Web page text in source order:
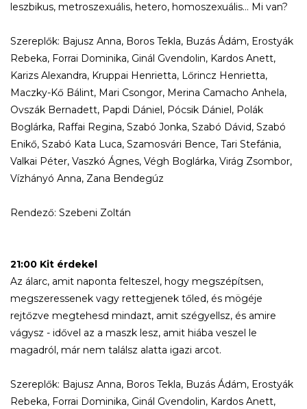
leszbikus, metroszexuális, hetero, homoszexuális... Mi van?
Szereplők: Bajusz Anna, Boros Tekla, Buzás Ádám, Erostyák
Rebeka, Forrai Dominika, Ginál Gvendolin, Kardos Anett,
Karizs Alexandra, Kruppai Henrietta, Lőrincz Henrietta,
Maczky-Kő Bálint, Mari Csongor, Merina Camacho Anhela,
Ovszák Bernadett, Papdi Dániel, Pócsik Dániel, Polák
Boglárka, Raffai Regina, Szabó Jonka, Szabó Dávid, Szabó
Enikő, Szabó Kata Luca, Szamosvári Bence, Tari Stefánia,
Valkai Péter, Vaszkó Ágnes, Végh Boglárka, Virág Zsombor,
Vízhányó Anna, Zana Bendegúz
Rendező: Szebeni Zoltán
21:00 Kit érdekel
Az álarc, amit naponta felteszel, hogy megszépítsen,
megszeressenek vagy rettegjenek tőled, és mögéje
rejtőzve megtehesd mindazt, amit szégyellsz, és amire
vágysz - idővel az a maszk lesz, amit hiába veszel le
magadról, már nem találsz alatta igazi arcot.
Szereplők: Bajusz Anna, Boros Tekla, Buzás Ádám, Erostyák
Rebeka, Forrai Dominika, Ginál Gvendolin, Kardos Anett,